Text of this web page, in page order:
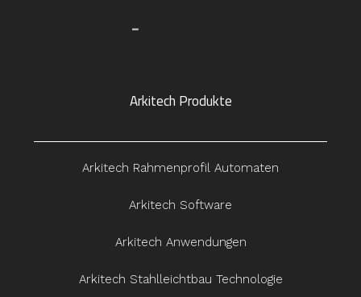
Arkitech Produkte
Arkitech Rahmenprofil Automaten
Arkitech Software
Arkitech Anwendungen
Arkitech Stahlleichtbau Technologie